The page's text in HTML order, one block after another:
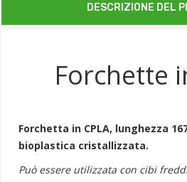
DESCRIZIONE DEL
Forchette
Forchetta in CPLA, lunghezza
bioplastica cristallizzata.
Può essere utilizzata con cibi